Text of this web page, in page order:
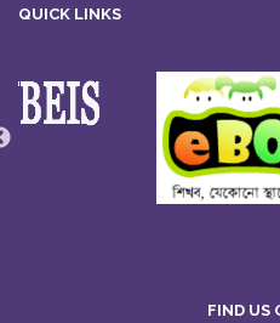
QUICK LINKS
FIND US